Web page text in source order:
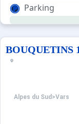
Parking
BOUQUETINS 1
Alpes du Sud >Vars